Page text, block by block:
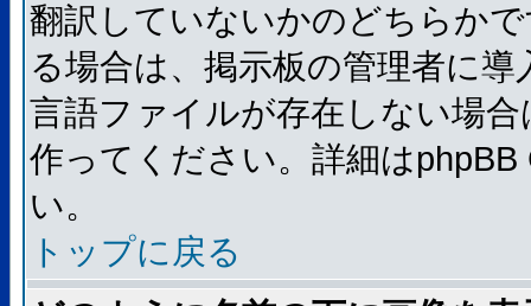
翻訳していないかのどちらか
る場合は、掲示板の管理者に
言語ファイルが存在しない場
作ってください。詳細は
い。
トップに戻る